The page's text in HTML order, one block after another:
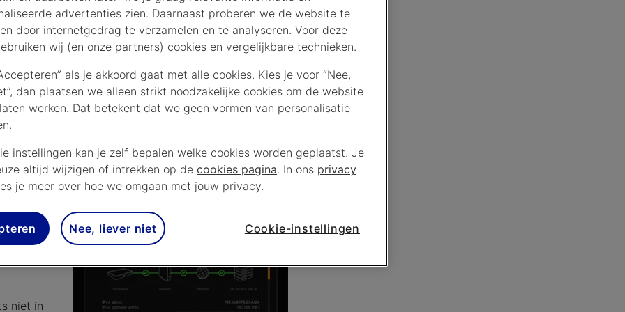
Toevoeging
Nu controleren
niet in
advertenties zien. Daarnaast proberen we de website te
door internetgedrag te verzamelen en te analyseren. Voor deze
wij (en onze partners) cookies en vergelijkbare technieken.
als je akkoord gaat met alle cookies. Kies je voor “Nee,
dan plaatsen we alleen strikt noodzakelijke cookies om de website
werken. Dat betekent dat we geen vormen van personalisatie
instellingen kan je zelf bepalen welke cookies worden geplaatst. Je
altijd wijzigen of intrekken op de cookies pagina. In ons privacy
je meer over hoe we omgaan met jouw privacy.
Nee, liever niet Cookie-instellingen